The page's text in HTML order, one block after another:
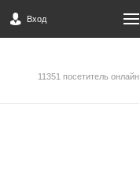
Вход
11351 посетитель онлайн